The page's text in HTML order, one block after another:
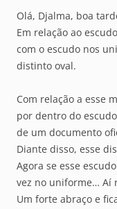
Olá, Djalma, boa
Em relação ao
com o escudo nos
distinto oval.
Com relação a esse
por dentro do
de um documento
Diante disso, esse
Agora se esse
vez no uniforme… Aí
Um forte abraço e